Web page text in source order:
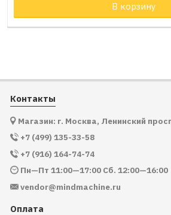
Товар в корзине
В корзину
Контакты
Магазин: г. Москва, Ленинский
+7 (499) 135-33-58
+7 (916) 164-74-74
Пн—Пт 11:00—17:00 Сб. 12:00—16:00
vendor@mindmachine.ru
Оплата